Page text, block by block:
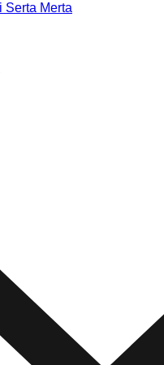
Serta Merta